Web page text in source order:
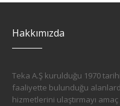
Hakkımızda
Teka A.Ş kurulduğu 1970
faaliyette bulunduğu
hizmetlerini ulaştırmayı